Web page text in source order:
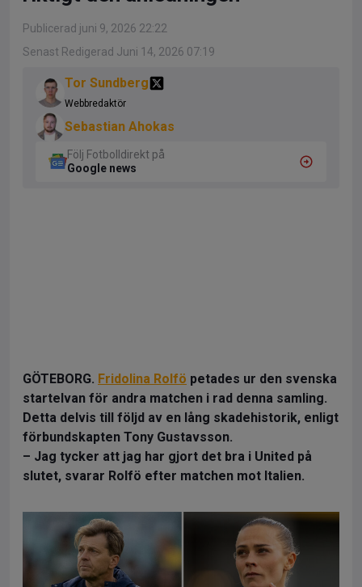
Publicerad juni 9, 2026 22:22
Senast Redigerad Juni 14, 2026 07:19
Tor Sundberg
Webbredaktör
Sebastian Ahokas
Följ Fotbolldirekt på
Google news
GÖTEBORG. Fridolina Rolfö petades ur den svenska
startelvan för andra matchen i rad denna samling.
Detta delvis till följd av en lång skadehistorik, enligt
förbundskapten Tony Gustavsson.
– Jag tycker att jag har gjort det bra i United på
slutet, svarar Rolfö efter matchen mot Italien.